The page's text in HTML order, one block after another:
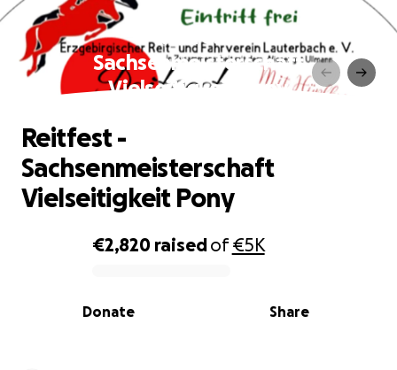
Reitfest -
Sachsenmeisterschaft
Vielseitigkeit Pony
0% complete
€2,820 raisedof€5K
Share
Donate
Reitfest -
Sachsenmeisterschaft
Vielseitigkeit Pony